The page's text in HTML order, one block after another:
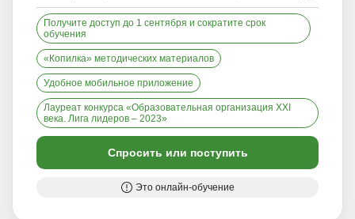
Получите доступ до 1 сентября и сократите срок
обучения
«Копилка» методических материалов
Удобное мобильное приложение
Лауреат конкурса «Образовательная организация XXI
века. Лига лидеров – 2023»
Спросить или поступить
Это онлайн-обучение